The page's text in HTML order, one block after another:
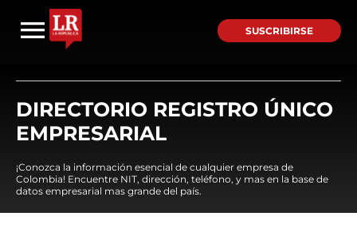
SUSCRIBIRSE
DIRECTORIO REGISTRO ÚNICO
EMPRESARIAL
¡Conozca la información esencial de cualquier empresa de
Colombia! Encuentre NIT, dirección, teléfono, y mas en la base de
datos empresarial mas grande del país.